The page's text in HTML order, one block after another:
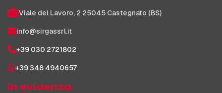
Viale del Lavoro, 2 25045 Castegnato (BS)
info@sirgassrl.it
+39 030 2721802
+39 348 4940657
In evidenza